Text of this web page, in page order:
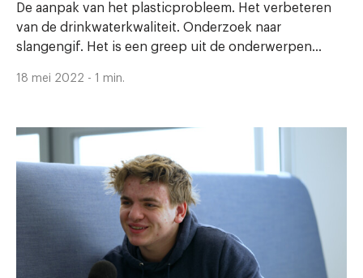
De aanpak van het plasticprobleem. Het verbeteren
van de drinkwaterkwaliteit. Onderzoek naar
slangengif. Het is een greep uit de onderwerpen...
18 mei 2022 - 1 min.